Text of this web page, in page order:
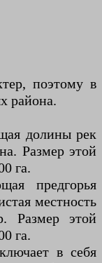
поэтому в
района.
долины рек
Размер этой
га.
предгорья
местность
Размер этой
га.
в себя